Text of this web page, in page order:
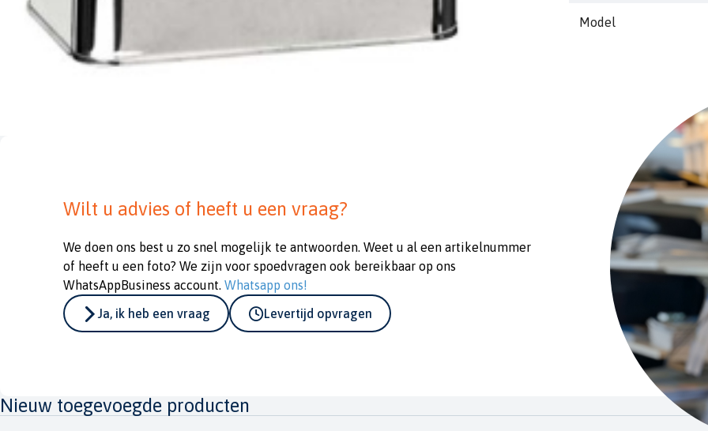
en stuivende
Model
Wilt u advies of heeft u een vraag?
We doen ons best u zo snel mogelijk te antwoorden. Weet u al een artikelnummer
of heeft u een foto? We zijn voor spoedvragen ook bereikbaar op ons
WhatsAppBusiness account. Whatsapp ons!
Ja, ik heb een vraag
Levertijd opvragen
Nieuw toegevoegde producten